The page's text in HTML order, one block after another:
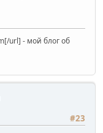
url] - мой блог об
#23